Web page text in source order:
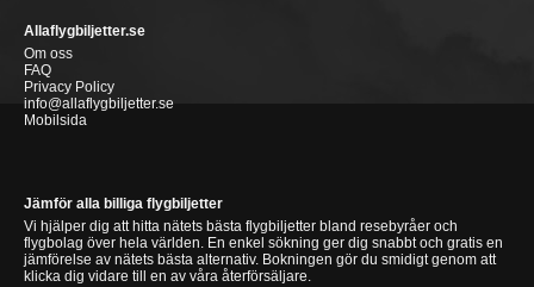
Allaflygbiljetter.se
Om oss
FAQ
Privacy Policy
info@allaflygbiljetter.se
Mobilsida
Jämför alla billiga flygbiljetter
Vi hjälper dig att hitta nätets bästa flygbiljetter bland resebyråer och
flygbolag över hela världen. En enkel sökning ger dig snabbt och gratis en
jämförelse av nätets bästa alternativ. Bokningen gör du smidigt genom att
klicka dig vidare till en av våra återförsäljare.